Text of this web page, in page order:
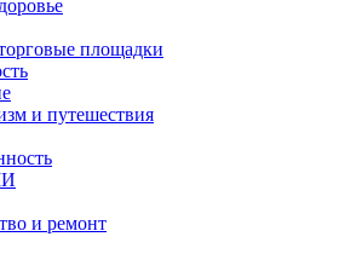
площадки
и путешествия
и ремонт